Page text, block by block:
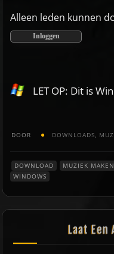
Alleen leden kunnen
Inloggen
LET OP: Dit is
DOOR DOWNLOADS
DOWNLOAD MUZIEK MAKEN
WINDOWS
Laat